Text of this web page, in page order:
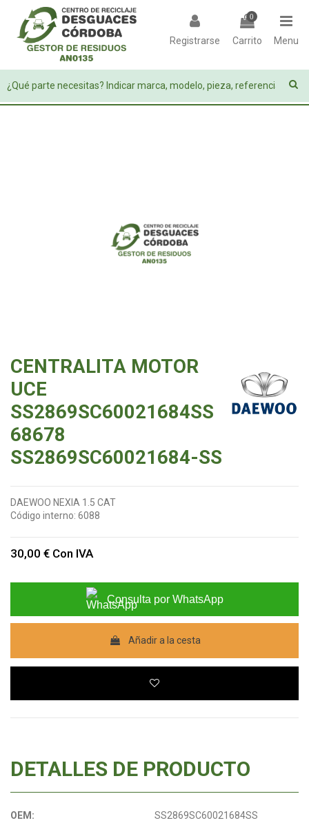
Registrarse
0
Carrito Menu
CENTRALITA MOTOR
UCE
SS2869SC60021684SS
68678
SS2869SC60021684-SS
DAEWOO NEXIA 1.5 CAT
Código interno: 6088
30,00 € Con IVA
Consulta por WhatsApp
Añadir a la cesta
DETALLES DE PRODUCTO
OEM: SS2869SC60021684SS